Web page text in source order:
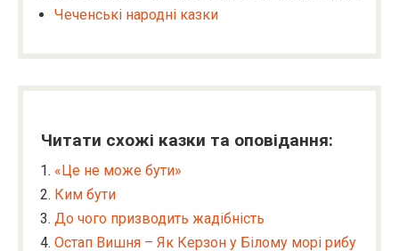
Чеченські народні казки
Читати схожі казки та оповідання:
«Це не може бути»
Ким бути
До чого призводить жадібність
Остап Вишня – Як Керзон у Білому морі рибу